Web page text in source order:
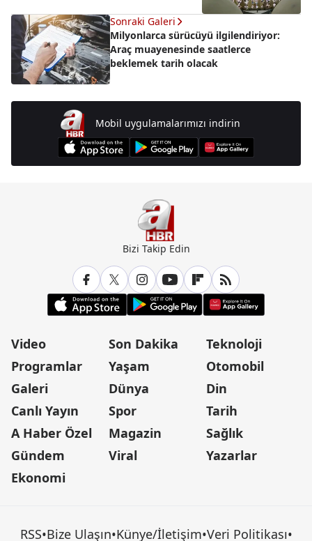
Sonraki Galeri
Milyonlarca sürücüyü ilgilendiriyor:
Araç muayenesinde saatlerce
beklemek tarih olacak
Mobil uygulamalarımızı indirin
Bizi Takip Edin
Video
Programlar
Galeri
Canlı Yayın
A Haber Özel
Gündem
Ekonomi
Son Dakika
Yaşam
Dünya
Spor
Magazin
Viral
Teknoloji
Otomobil
Din
Tarih
Sağlık
Yazarlar
RSS•Bize Ulaşın•Künye/İletişim•Veri Politikası•